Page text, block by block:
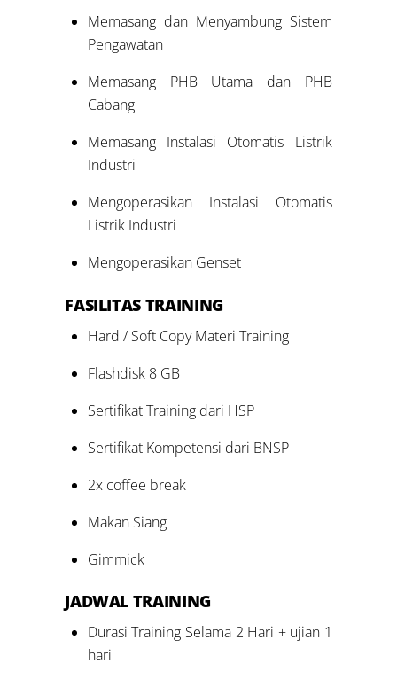
Memasang dan Menyambung Sistem
Pengawatan
Memasang PHB Utama dan PHB
Cabang
Memasang Instalasi Otomatis Listrik
Industri
Mengoperasikan Instalasi Otomatis
Listrik Industri
Mengoperasikan Genset
FASILITAS TRAINING
Hard / Soft Copy Materi Training
Flashdisk 8 GB
Sertifikat Training dari HSP
Sertifikat Kompetensi dari BNSP
2x coffee break
Makan Siang
Gimmick
JADWAL TRAINING
Durasi Training Selama 2 Hari + ujian 1
hari